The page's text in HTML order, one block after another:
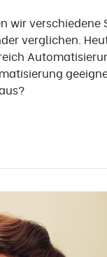
wir verschiedene
verglichen.